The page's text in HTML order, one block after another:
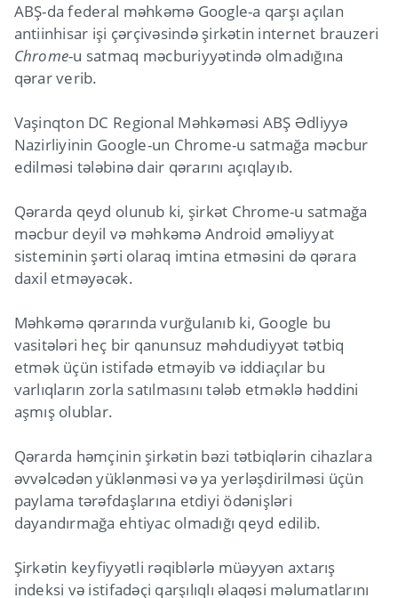
ABŞ-da federal məhkəmə Google-a qarşı açılan
antiinhisar işi çərçivəsində şirkətin internet brauzeri
Chrome-u satmaq məcburiyyətində olmadığına
qərar verib.
Vaşinqton DC Regional Məhkəməsi ABŞ Ədliyyə
Nazirliyinin Google-un Chrome-u satmağa məcbur
edilməsi tələbinə dair qərarını açıqlayıb.
Qərarda qeyd olunub ki, şirkət Chrome-u satmağa
məcbur deyil və məhkəmə Android əməliyyat
sisteminin şərti olaraq imtina etməsini də qərara
daxil etməyəcək.
Məhkəmə qərarında vurğulanıb ki, Google bu
vasitələri heç bir qanunsuz məhdudiyyət tətbiq
etmək üçün istifadə etməyib və iddiaçılar bu
varlıqların zorla satılmasını tələb etməklə həddini
aşmış olublar.
Qərarda həmçinin şirkətin bəzi tətbiqlərin cihazlara
əvvəlcədən yüklənməsi və ya yerləşdirilməsi üçün
paylama tərəfdaşlarına etdiyi ödənişləri
dayandırmağa ehtiyac olmadığı qeyd edilib.
Şirkətin keyfiyyətli rəqiblərlə müəyyən axtarış
indeksi və istifadəçi qarşılıqlı əlaqəsi məlumatlarını